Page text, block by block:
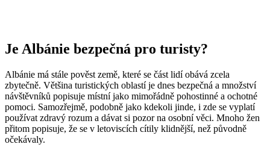
Je Albánie bezpečná pro turisty?
Albánie má stále pověst země, které se část lidí obává zcela
zbytečně. Většina turistických oblastí je dnes bezpečná a množství
návštěvníků popisuje místní jako mimořádně pohostinné a ochotné
pomoci. Samozřejmě, podobně jako kdekoli jinde, i zde se vyplatí
používat zdravý rozum a dávat si pozor na osobní věci. Mnoho žen
přitom popisuje, že se v letoviscích cítily klidnější, než původně
očekávaly.